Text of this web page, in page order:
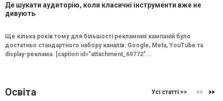
Де шукати аудиторію, коли класичні інструменти вже не
дивують
Ще кілька років тому для більшості рекламних кампаній було
достатньо стандартного набору каналів: Google, Meta, YouTube та
display-реклама. [caption id="attachment_69772"...
Освіта Усі статті >>